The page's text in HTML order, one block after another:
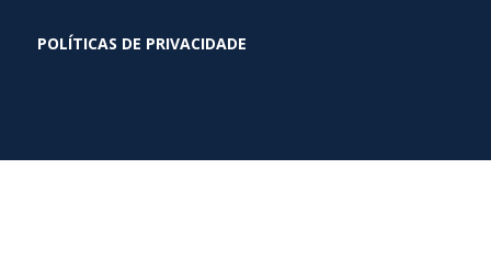
POLÍTICAS DE PRIVACIDADE